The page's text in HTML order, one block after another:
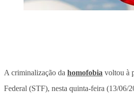
A criminalização da homofobia voltou à
Federal (STF), nesta quinta-feira (13/06/